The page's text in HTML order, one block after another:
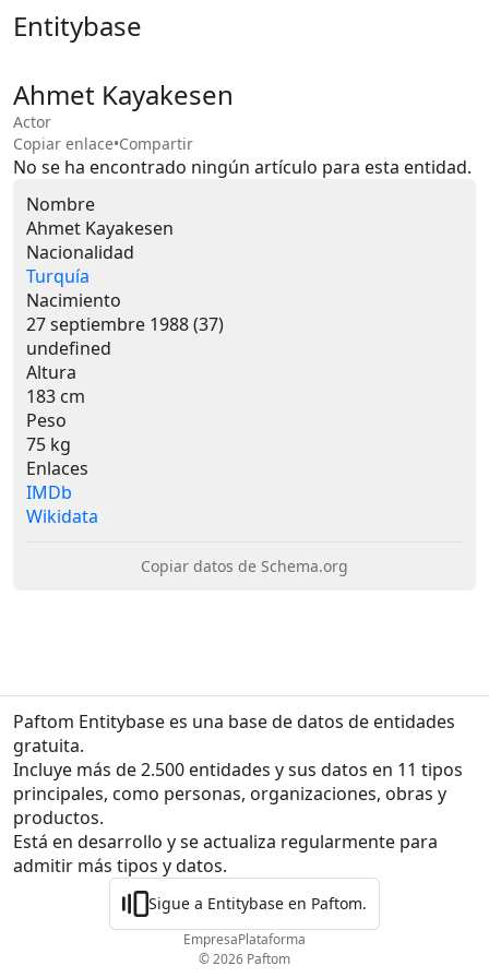
Entitybase
Ahmet Kayakesen
Actor
Copiar enlace•Compartir
No se ha encontrado ningún artículo para esta entidad.
Nombre
Ahmet Kayakesen
Nacionalidad
Turquía
Nacimiento
27 septiembre 1988 (37)
undefined
Altura
183 cm
Peso
75 kg
Enlaces
IMDb
Wikidata
Copiar datos de Schema.org
Paftom Entitybase es una base de datos de entidades
gratuita.
Incluye más de 2.500 entidades y sus datos en 11 tipos
principales, como personas, organizaciones, obras y
productos.
Está en desarrollo y se actualiza regularmente para
admitir más tipos y datos.
Sigue a Entitybase en Paftom.
EmpresaPlataforma
© 2026 Paftom